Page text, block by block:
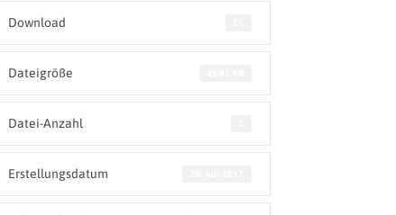
Download
Dateigröße
Datei-Anzahl
Erstellungsdatum